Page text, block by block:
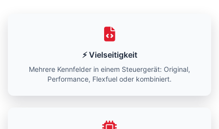
⚡ Vielseitigkeit
Mehrere Kennfelder in einem Steuergerät: Original,
Performance, Flexfuel oder kombiniert.